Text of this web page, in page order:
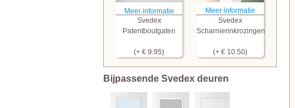
Meer informatie
Svedex
Patentboutgaten
(+ € 9.95)
Meer informatie
Svedex
Scharnierinkrozingen
(+ € 10.50)
Bijpassende Svedex deuren